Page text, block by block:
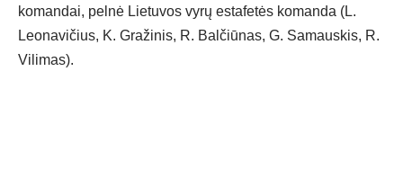
komandai, pelnė Lietuvos vyrų estafetės komanda (L.
Leonavičius, K. Gražinis, R. Balčiūnas, G. Samauskis, R.
Vilimas).